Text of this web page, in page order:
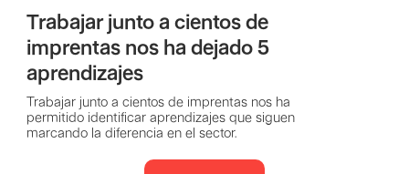
Trabajar junto a cientos de
imprentas nos ha dejado 5
aprendizajes
Trabajar junto a cientos de imprentas nos ha
permitido identificar aprendizajes que siguen
marcando la diferencia en el sector.